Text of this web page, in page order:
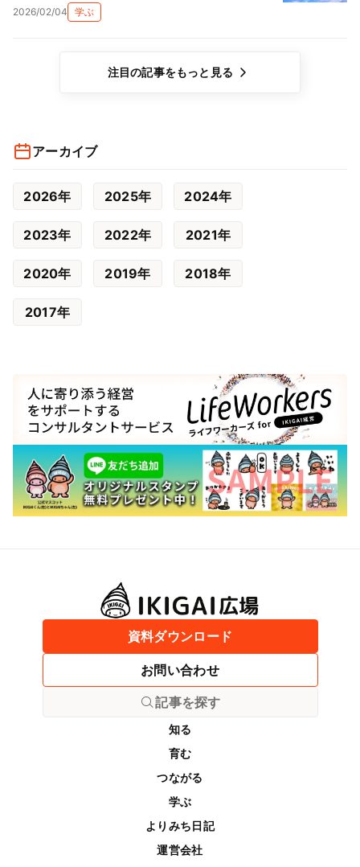
ない理由
2026/02/04 学ぶ
注目の記事をもっと見る
アーカイブ
2026年 2025年 2024年
2023年 2022年 2021年
2020年 2019年 2018年
2017年
資料ダウンロード
お問い合わせ
記事を探す
知る
育む
つながる
学ぶ
よりみち日記
運営会社